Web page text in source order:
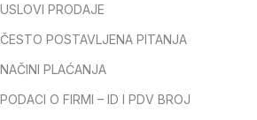
USLOVI PRODAJE
ČESTO POSTAVLJENA PITANJA
NAČINI PLAĆANJA
PODACI O FIRMI – ID I PDV BROJ